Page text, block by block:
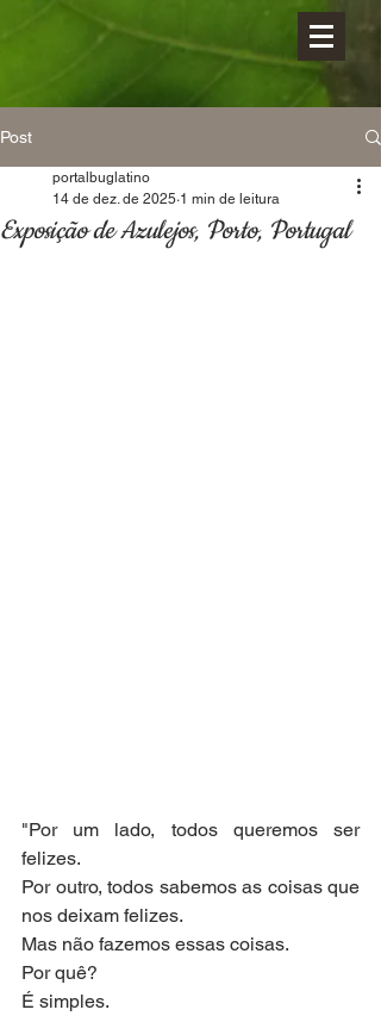
Post
Exposição de Azulejos, Porto, Portugal
portalbuglatino
14 de dez. de 2025 1 min de leitura
"Por um lado, todos queremos ser
felizes.
Por outro, todos sabemos as coisas que
nos deixam felizes.
Mas não fazemos essas coisas.
Por quê?
É simples.